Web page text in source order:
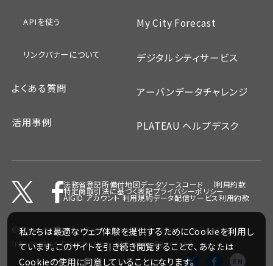
EN
APIを使う
リンクバナーについて
よくある質問
活用事例
My City Forecast
デジタルシティサービス
アーバンデータチャレンジ
PLATEAU ヘルプデスク
法務省登記所備付地図データソースコード 利用約款
特定商取引法に基づく表記プライバシーポリシー
AIGID アカウント 利用規約データ配信サービス利用約款
©Association for Promotion of Infrastructure Geospatial
Information Distribution. All Rights Reserved.
私たちは最適なウェブ体験を提供するためにCookieを利用し
ています。このサイトを引き続き閲覧することで、あなたは
Cookieの使用に同意していることになります。